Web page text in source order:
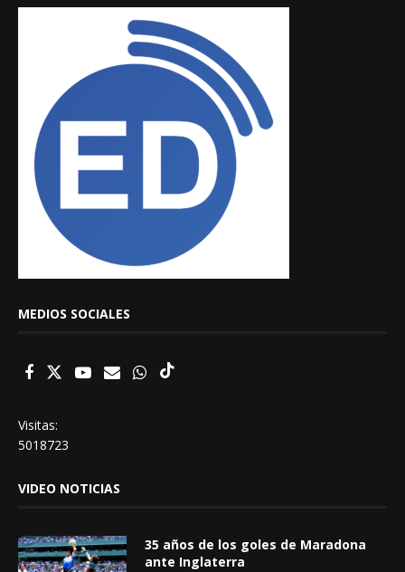
MEDIOS SOCIALES
Visitas:
5018723
VIDEO NOTICIAS
35 años de los goles de Maradona
ante Inglaterra